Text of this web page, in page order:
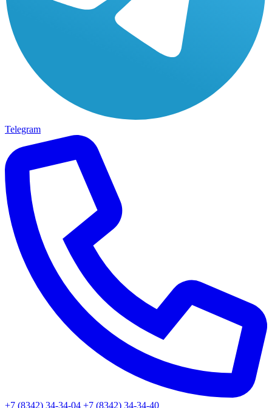
Telegram
+7 (8342) 34-34-04 +7 (8342) 34-34-40